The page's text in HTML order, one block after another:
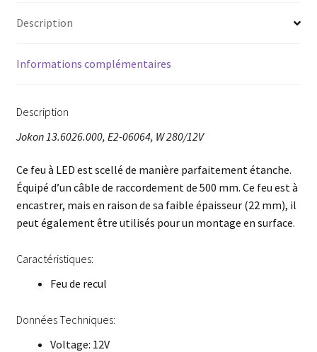
Description
Informations complémentaires
Description
Jokon 13.6026.000, E2-06064, W 280/12V
Ce feu à LED est scellé de manière parfaitement étanche.
Équipé d’un câble de raccordement de 500 mm. Ce feu est à
encastrer, mais en raison de sa faible épaisseur (22 mm), il
peut également être utilisés pour un montage en surface.
Caractéristiques:
Feu de recul
Données Techniques:
Voltage: 12V